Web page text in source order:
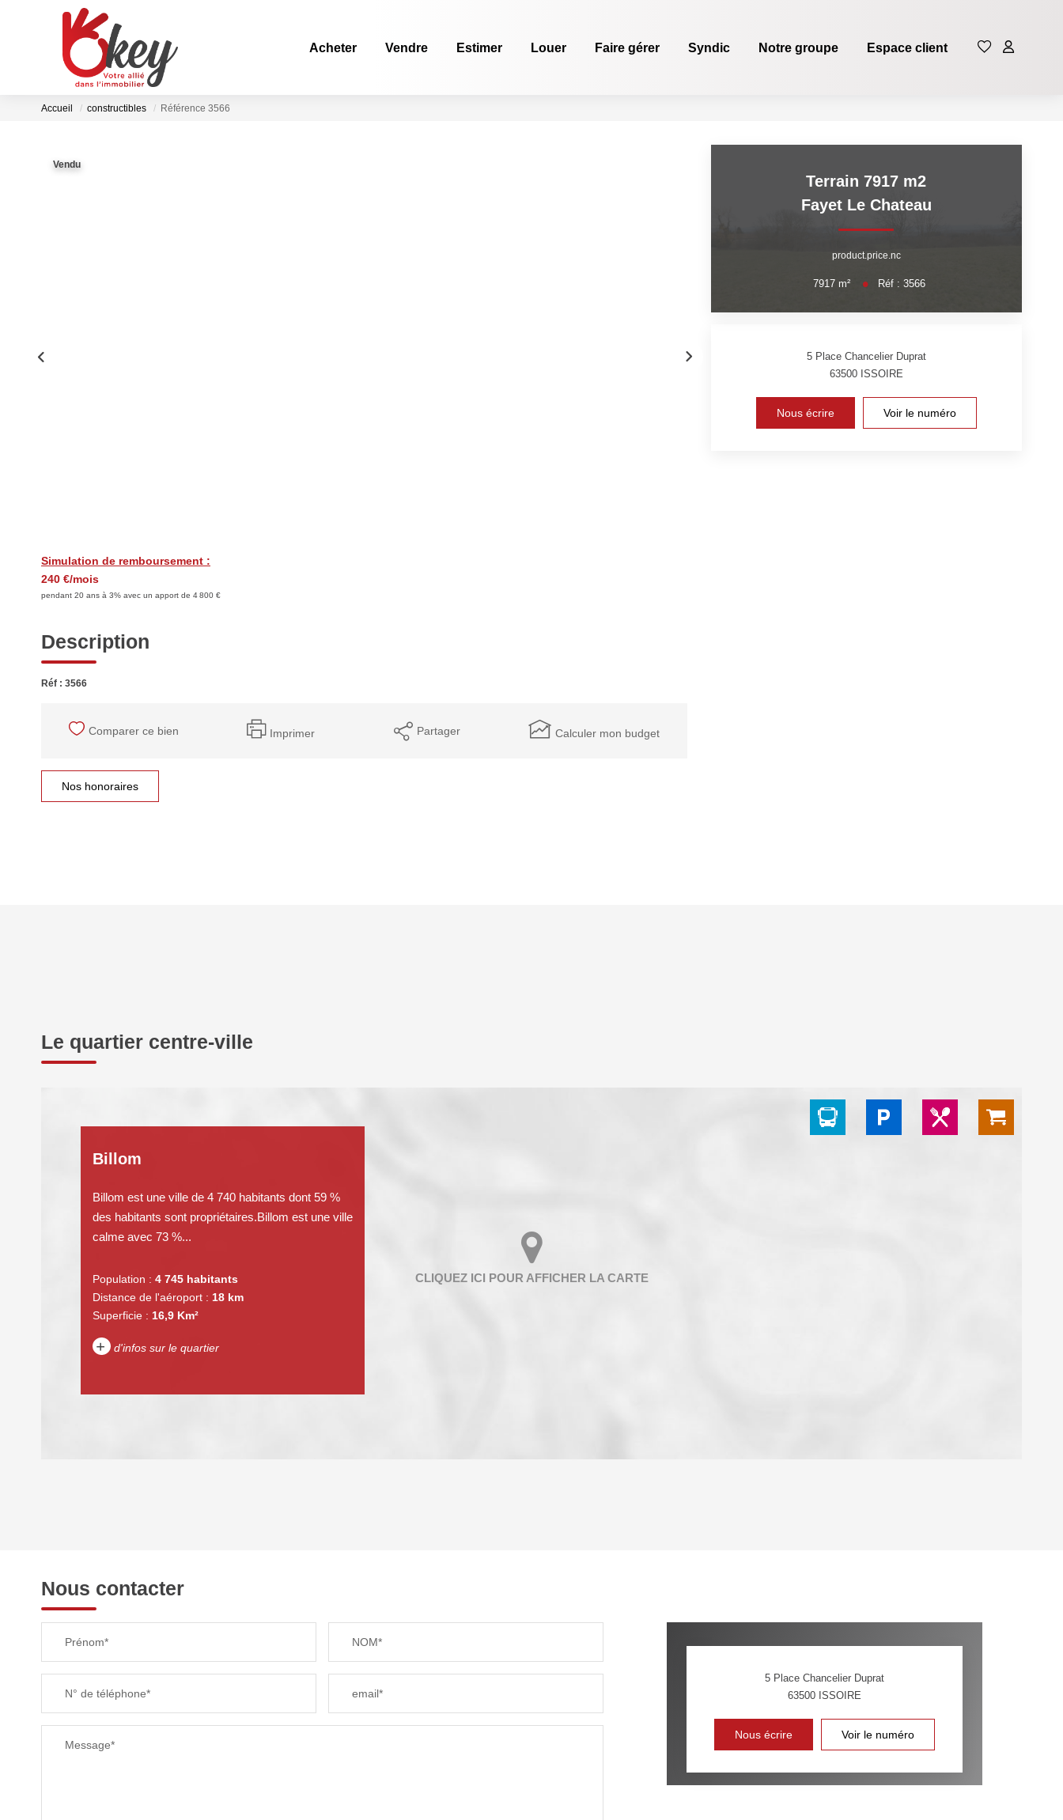
Acheter Vendre Estimer Louer Faire gérer Syndic Notre groupe Espace client
Accueil constructibles Référence 3566
Vendu
Simulation de remboursement :
240 €/mois
pendant 20 ans à 3% avec un apport de 4 800 €
Description
Réf : 3566
Comparer ce bien Imprimer Partager Calculer mon budget
Nos honoraires
Terrain 7917 m2
Fayet Le Chateau
product.price.nc
7917 m² Réf :3566
5 Place Chancelier Duprat
63500 ISSOIRE
Nous écrire Voir le numéro
Le quartier centre-ville
Billom
Billom est une ville de 4 740 habitants dont 59 %
des habitants sont propriétaires.Billom est une ville
calme avec 73 %...
Population : 4 745 habitants
Distance de l'aéroport : 18 km
Superficie : 16,9 Km²
+ d'infos sur le quartier
TAXE FONCIÈRE
RESTAURANTS ET CAFÉS COMMERCES MÉDECINS
Nous contacter
Prénom* NOM*
N° de téléphone* email*
Message*
5 Place Chancelier Duprat
63500 ISSOIRE
Nous écrire Voir le numéro